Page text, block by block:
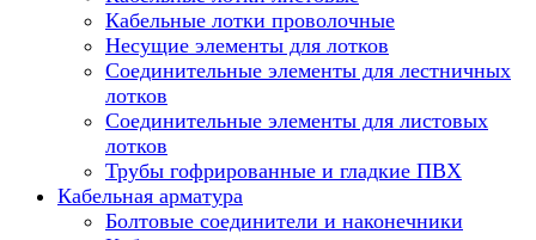
Кабельные лотки проволочные
Несущие элементы для лотков
Соединительные элементы для лестничных
лотков
Соединительные элементы для листовых
лотков
Трубы гофрированные и гладкие ПВХ
Кабельная арматура
Болтовые соединители и наконечники